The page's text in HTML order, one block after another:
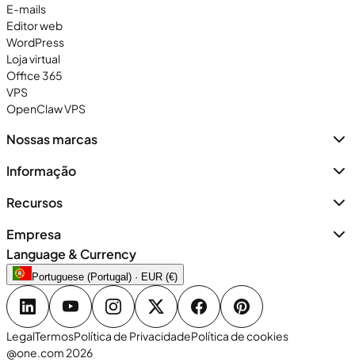
E-mails
Editor web
WordPress
Loja virtual
Office 365
VPS
OpenClaw VPS
Nossas marcas
Informação
Recursos
Empresa
Language & Currency
Portuguese (Portugal) · EUR (€)
LegalTermosPolítica de PrivacidadePolítica de cookies
@one.com 2026